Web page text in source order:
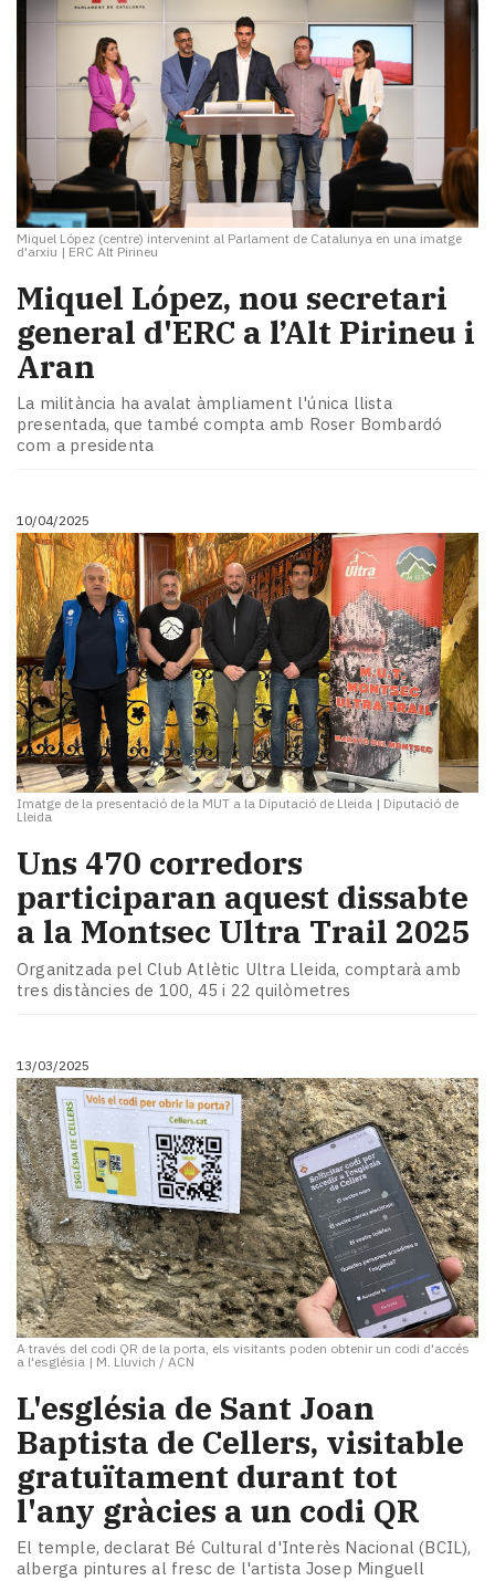
Miquel López (centre) intervenint al Parlament de Catalunya en una imatge
d'arxiu | ERC Alt Pirineu
Miquel López, nou secretari
general d'ERC a l’Alt Pirineu i
Aran
La militància ha avalat àmpliament l'única llista
presentada, que també compta amb Roser Bombardó
com a presidenta
10/04/2025
Imatge de la presentació de la MUT a la Diputació de Lleida | Diputació de
Lleida
Uns 470 corredors
participaran aquest dissabte
a la Montsec Ultra Trail 2025
Organitzada pel Club Atlètic Ultra Lleida, comptarà amb
tres distàncies de 100, 45 i 22 quilòmetres
13/03/2025
A través del codi QR de la porta, els visitants poden obtenir un codi d'accés
a l'església | M. Lluvich / ACN
L'església de Sant Joan
Baptista de Cellers, visitable
gratuïtament durant tot
l'any gràcies a un codi QR
El temple, declarat Bé Cultural d'Interès Nacional (BCIL),
alberga pintures al fresc de l'artista Josep Minguell